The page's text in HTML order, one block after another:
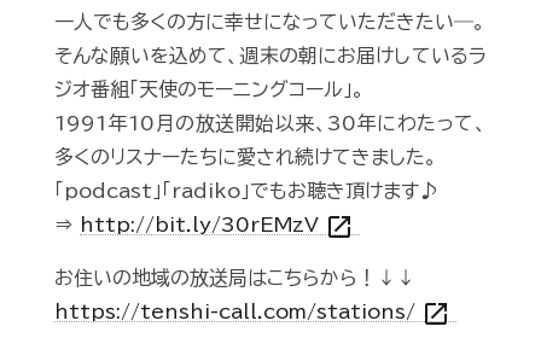
一人でも多くの方に幸せになっていただきたい―。
そんな願いを込めて、週末の朝にお届けしているラ
ジオ番組「天使のモーニングコール」。
1991年10月の放送開始以来、30年にわたって、
多くのリスナーたちに愛され続けてきました。
「podcast」「radiko」でもお聴き頂けます♪
⇒
http://bit.ly/30rEMzV open_in_new
お住いの地域の放送局はこちらから！↓↓
https://tenshi-call.com/stations/ open_in_new